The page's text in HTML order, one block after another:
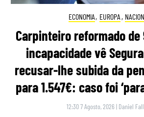
ECONOMIA, EUROPA ,
Carpinteiro reformado de
incapacidade vê
recusar-lhe subida da
para 1.547€: caso foi
12:30 7 Agosto, 2026 | Daniel